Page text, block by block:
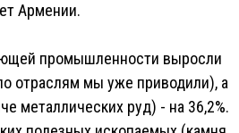
Армении.
промышленности выросли
отраслям мы уже приводили), а
металлических руд) - на 36,2%.